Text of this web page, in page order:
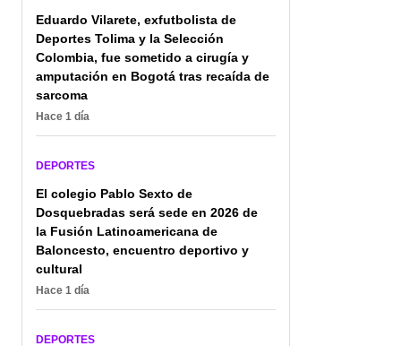
Eduardo Vilarete, exfutbolista de
Deportes Tolima y la Selección
Colombia, fue sometido a cirugía y
amputación en Bogotá tras recaída de
sarcoma
Hace 1 día
DEPORTES
El colegio Pablo Sexto de
Dosquebradas será sede en 2026 de
la Fusión Latinoamericana de
Baloncesto, encuentro deportivo y
cultural
Hace 1 día
DEPORTES